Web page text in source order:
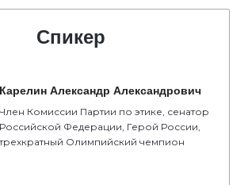
Спикер
Карелин Александр Александрович
Член Комиссии Партии по этике, сенатор
Российской Федерации, Герой России,
трехкратный Олимпийский чемпион